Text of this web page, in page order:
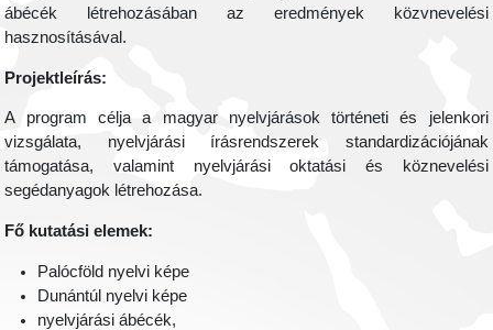
ábécék létrehozásában az eredmények közvnevelési
hasznosításával.
Projektleírás:
A program célja a magyar nyelvjárások történeti és jelenkori
vizsgálata, nyelvjárási írásrendszerek standardizációjának
támogatása, valamint nyelvjárási oktatási és köznevelési
segédanyagok létrehozása.
Fő kutatási elemek:
Palócföld nyelvi képe
Dunántúl nyelvi képe
nyelvjárási ábécék,